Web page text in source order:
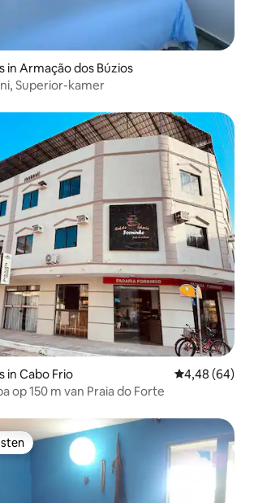
in Armação dos Búzios
Superior-kamer
in Cabo Frio Gemiddelde
4,48 (64)
op 150 m van Praia do Forte